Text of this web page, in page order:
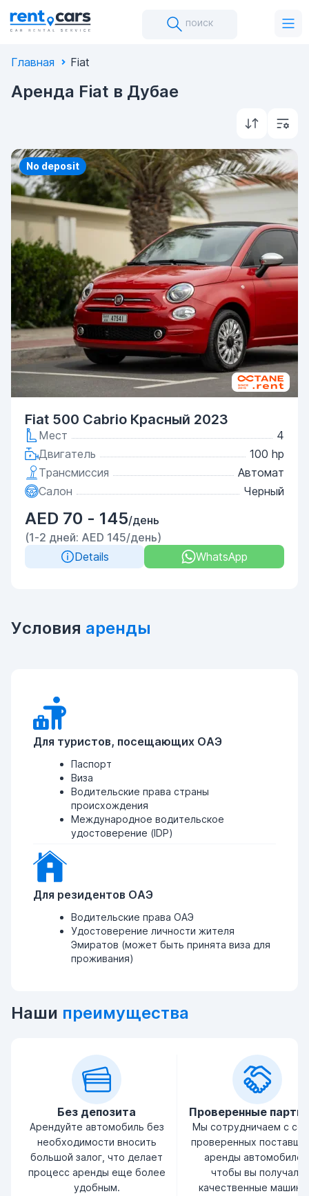
поиск
Главная Fiat
Аренда Fiat в Дубае
Priority
No deposit
Fiat 500 Cabrio Красный 2023
Мест
4
Двигатель
100 hp
Трансмиссия
Автомат
Салон
Черный
AED 70 - 145/день
(1-2 дней: AED 145/день)
Details
WhatsApp
Условия аренды
Для туристов, посещающих ОАЭ
Паспорт
Виза
Водительские права страны
происхождения
Международное водительское
удостоверение (IDP)
Для резидентов ОАЭ
Водительские права ОАЭ
Удостоверение личности жителя
Эмиратов (может быть принята виза для
проживания)
Наши преимущества
Без депозита
Арендуйте автомобиль без
необходимости вносить
большой залог, что делает
процесс аренды еще более
удобным.
Проверенные
Мы сотрудничаем с
проверенных
аренды
чтобы вы получали
качественные